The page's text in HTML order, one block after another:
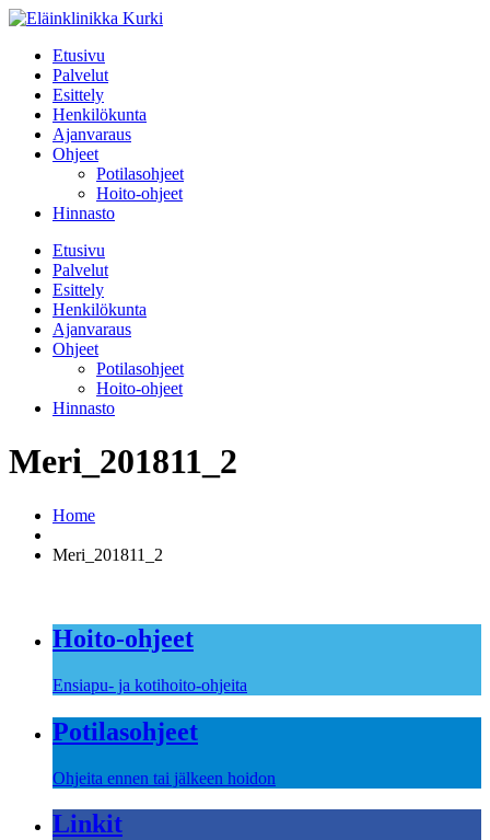
Etusivu
Palvelut
Esittely
Henkilökunta
Ajanvaraus
Ohjeet
Potilasohjeet
Hoito-ohjeet
Hinnasto
Etusivu
Palvelut
Esittely
Henkilökunta
Ajanvaraus
Ohjeet
Potilasohjeet
Hoito-ohjeet
Hinnasto
Meri_201811_2
Home
Meri_201811_2
Hoito-ohjeet
Ensiapu- ja kotihoito-ohjeita
Potilasohjeet
Ohjeita ennen tai jälkeen hoidon
Linkit